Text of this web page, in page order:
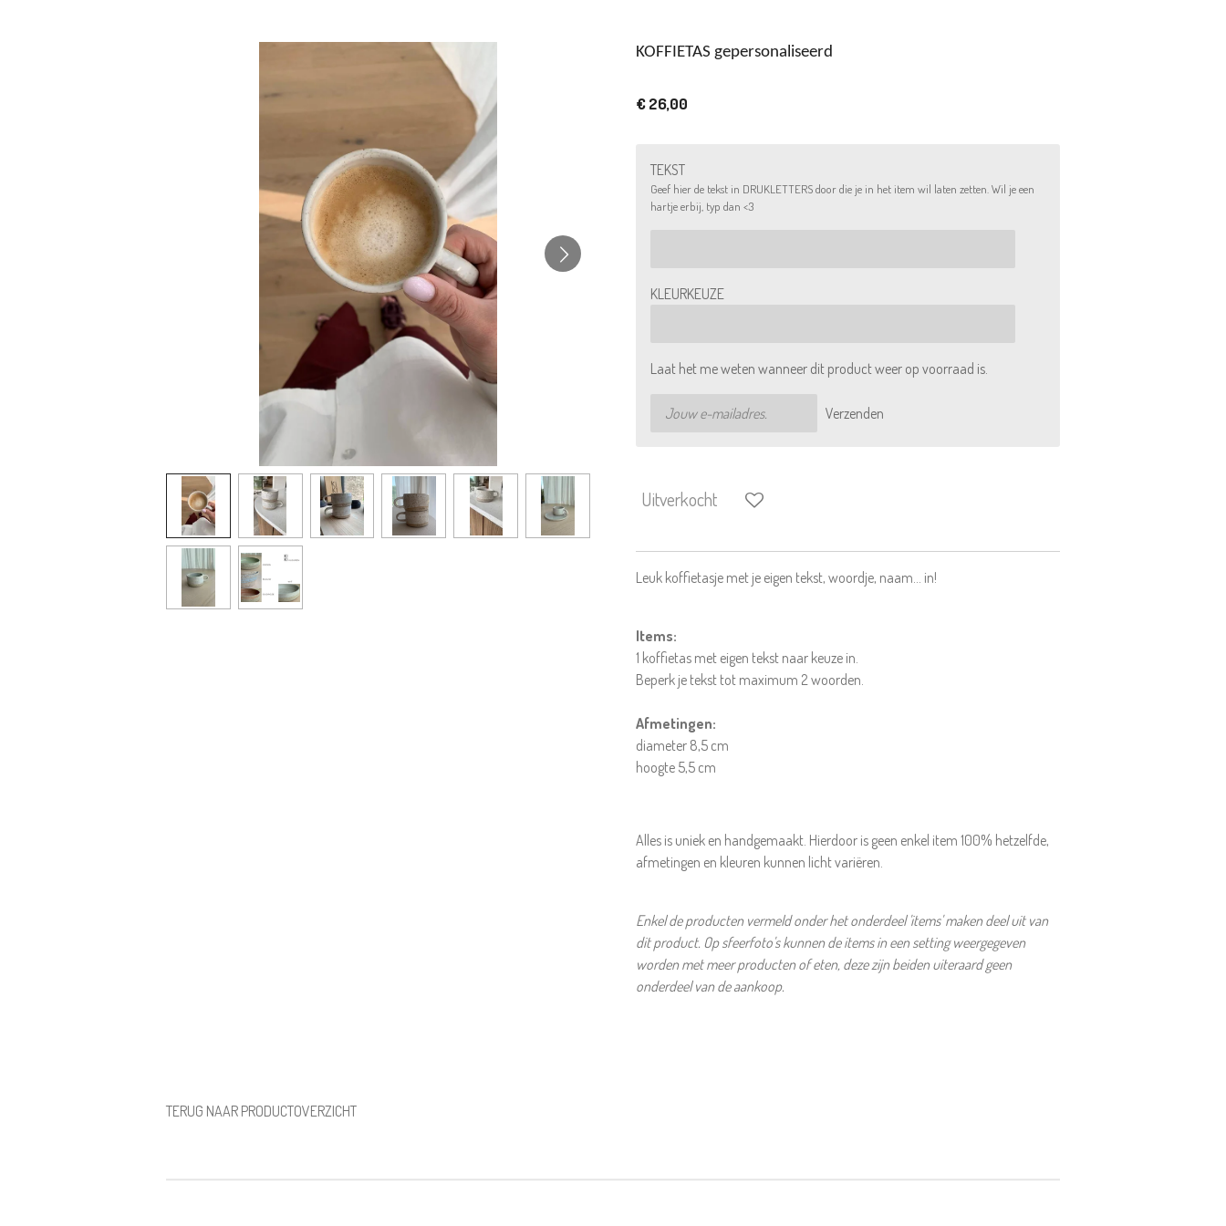
KOFFIETAS gepersonaliseerd
€ 26,00
TEKST
Geef hier de tekst in DRUKLETTERS door die je in het item wil laten zetten. Wil je een
hartje erbij, typ dan <3
KLEURKEUZE
Laat het me weten wanneer dit product weer op voorraad is.
Verzenden
Uitverkocht
Leuk koffietasje met je eigen tekst, woordje, naam... in!
Items:
1 koffietas met eigen tekst naar keuze in.
Beperk je tekst tot maximum 2 woorden.
Afmetingen:
diameter 8,5 cm
hoogte 5,5 cm
Alles is uniek en handgemaakt. Hierdoor is geen enkel item 100% hetzelfde,
afmetingen en kleuren kunnen licht variëren.
Enkel de producten vermeld onder het onderdeel 'items' maken deel uit van
dit product. Op sfeerfoto's kunnen de items in een setting weergegeven
worden met meer producten of eten, deze zijn beiden uiteraard geen
onderdeel van de aankoop.
TERUG NAAR PRODUCTOVERZICHT